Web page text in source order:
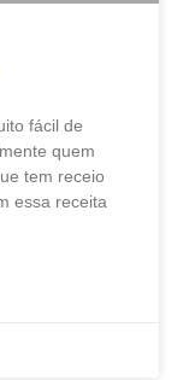
fácil de
quem
tem receio
essa receita